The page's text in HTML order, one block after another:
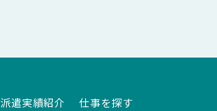
派遣実績紹介 仕事を探す